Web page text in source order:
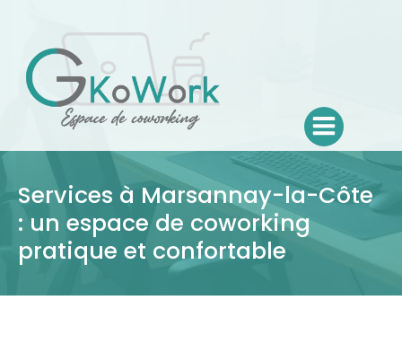
contenu
Services à Marsannay-la-Côte
: un espace de coworking
pratique et confortable